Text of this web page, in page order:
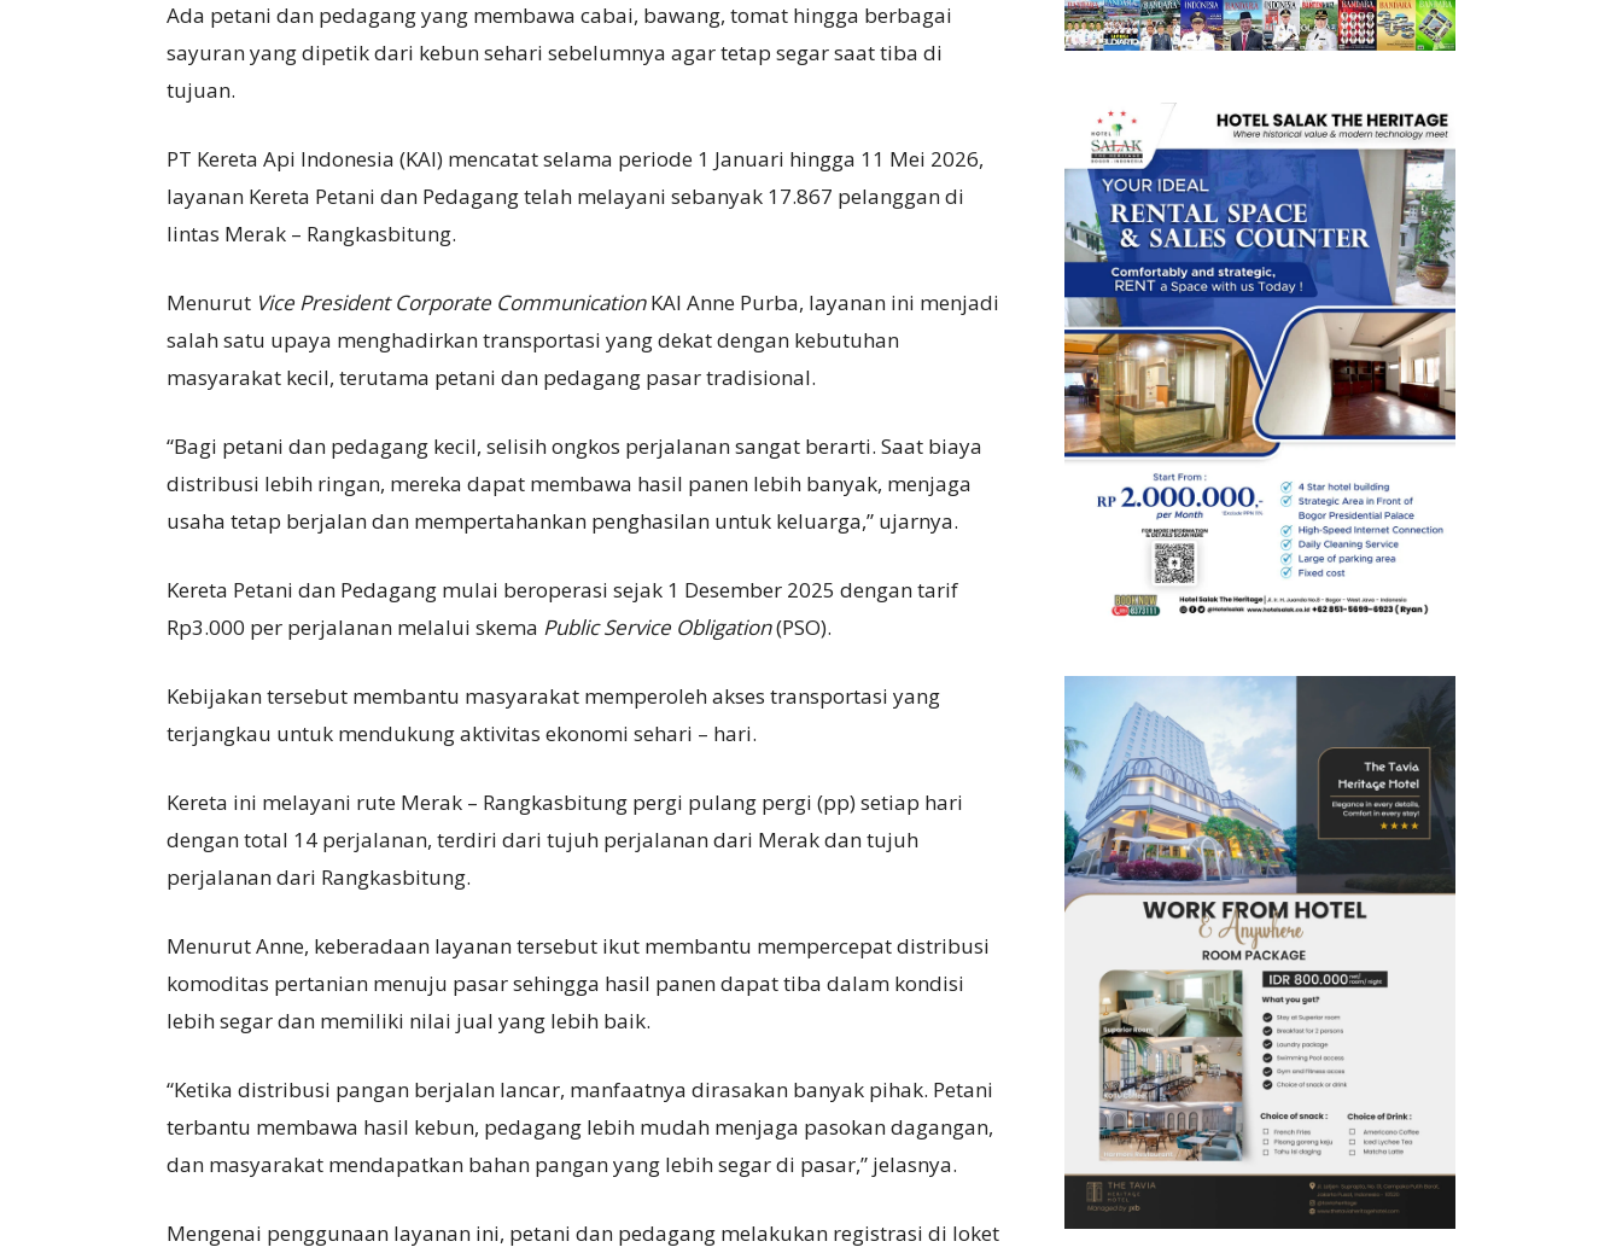
Ada petani dan pedagang yang membawa cabai, bawang, tomat hingga berbagai
sayuran yang dipetik dari kebun sehari sebelumnya agar tetap segar saat tiba di
tujuan.
PT Kereta Api Indonesia (KAI) mencatat selama periode 1 Januari hingga 11 Mei 2026,
layanan Kereta Petani dan Pedagang telah melayani sebanyak 17.867 pelanggan di
lintas Merak – Rangkasbitung.
Menurut Vice President Corporate CommunicationKAI Anne Purba, layanan ini menjadi
salah satu upaya menghadirkan transportasi yang dekat dengan kebutuhan
masyarakat kecil, terutama petani dan pedagang pasar tradisional.
“Bagi petani dan pedagang kecil, selisih ongkos perjalanan sangat berarti. Saat biaya
distribusi lebih ringan, mereka dapat membawa hasil panen lebih banyak, menjaga
usaha tetap berjalan dan mempertahankan penghasilan untuk keluarga,” ujarnya.
Kereta Petani dan Pedagang mulai beroperasi sejak 1 Desember 2025 dengan tarif
Rp3.000 per perjalanan melalui skema Public Service Obligation(PSO).
Kebijakan tersebut membantu masyarakat memperoleh akses transportasi yang
terjangkau untuk mendukung aktivitas ekonomi sehari – hari.
Kereta ini melayani rute Merak – Rangkasbitung pergi pulang pergi (pp) setiap hari
dengan total 14 perjalanan, terdiri dari tujuh perjalanan dari Merak dan tujuh
perjalanan dari Rangkasbitung.
Menurut Anne, keberadaan layanan tersebut ikut membantu mempercepat distribusi
komoditas pertanian menuju pasar sehingga hasil panen dapat tiba dalam kondisi
lebih segar dan memiliki nilai jual yang lebih baik.
“Ketika distribusi pangan berjalan lancar, manfaatnya dirasakan banyak pihak. Petani
terbantu membawa hasil kebun, pedagang lebih mudah menjaga pasokan dagangan,
dan masyarakat mendapatkan bahan pangan yang lebih segar di pasar,” jelasnya.
Mengenai penggunaan layanan ini, petani dan pedagang melakukan registrasi di loket